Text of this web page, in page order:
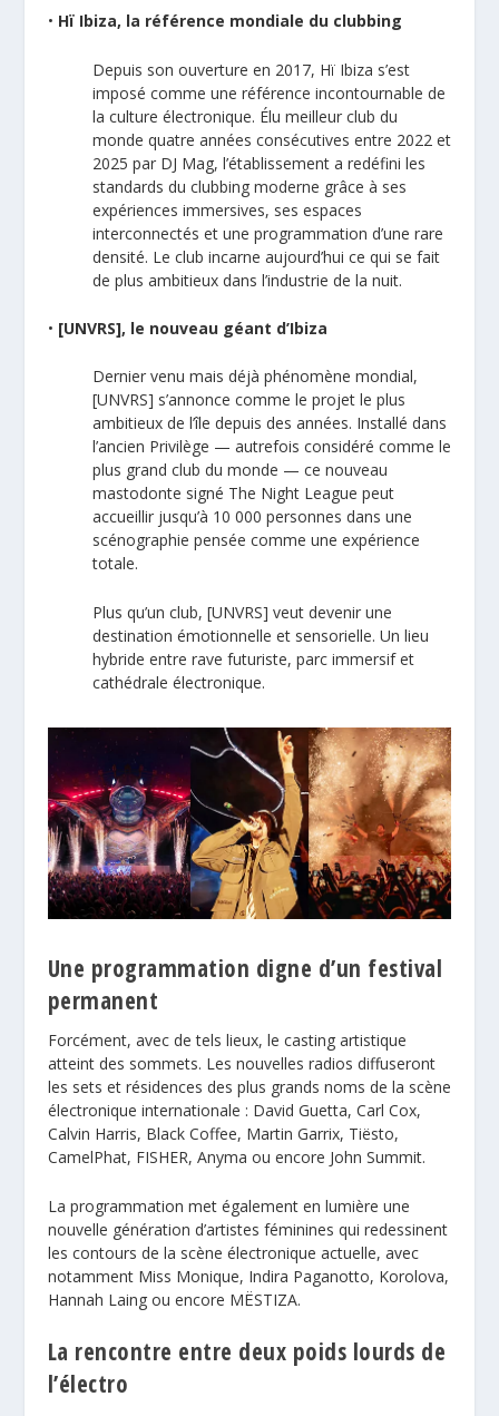
• Hï Ibiza, la référence mondiale du clubbing
Depuis son ouverture en 2017, Hï Ibiza s’est
imposé comme une référence incontournable de
la culture électronique. Élu meilleur club du
monde quatre années consécutives entre 2022 et
2025 par DJ Mag, l’établissement a redéfini les
standards du clubbing moderne grâce à ses
expériences immersives, ses espaces
interconnectés et une programmation d’une rare
densité. Le club incarne aujourd’hui ce qui se fait
de plus ambitieux dans l’industrie de la nuit.
• [UNVRS], le nouveau géant d’Ibiza
Dernier venu mais déjà phénomène mondial,
[UNVRS] s’annonce comme le projet le plus
ambitieux de l’île depuis des années. Installé dans
l’ancien Privilège — autrefois considéré comme le
plus grand club du monde — ce nouveau
mastodonte signé The Night League peut
accueillir jusqu’à 10 000 personnes dans une
scénographie pensée comme une expérience
totale.
Plus qu’un club, [UNVRS] veut devenir une
destination émotionnelle et sensorielle. Un lieu
hybride entre rave futuriste, parc immersif et
cathédrale électronique.
Une programmation digne d’un festival
permanent
Forcément, avec de tels lieux, le casting artistique
atteint des sommets. Les nouvelles radios diffuseront
les sets et résidences des plus grands noms de la scène
électronique internationale : David Guetta, Carl Cox,
Calvin Harris, Black Coffee, Martin Garrix, Tiësto,
CamelPhat, FISHER, Anyma ou encore John Summit.
La programmation met également en lumière une
nouvelle génération d’artistes féminines qui redessinent
les contours de la scène électronique actuelle, avec
notamment Miss Monique, Indira Paganotto, Korolova,
Hannah Laing ou encore MËSTIZA.
La rencontre entre deux poids lourds de
l’électro